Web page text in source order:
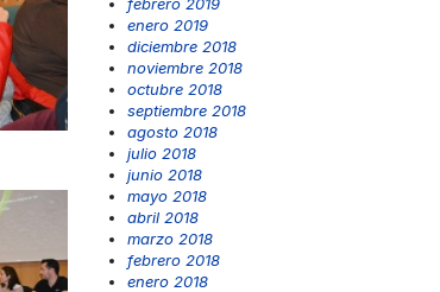
enero 2019
diciembre 2018
noviembre 2018
octubre 2018
septiembre 2018
agosto 2018
julio 2018
junio 2018
mayo 2018
abril 2018
marzo 2018
febrero 2018
enero 2018